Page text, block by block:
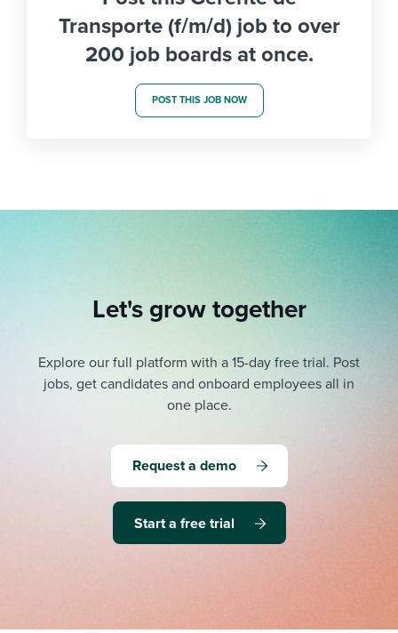
Transporte (f/m/d) job to over
200 job boards at once.
POST THIS JOB NOW
Let's grow together
Explore our full platform with a 15-day free trial. Post
jobs, get candidates and onboard employees all in
one place.
Request a demo
Start a free trial